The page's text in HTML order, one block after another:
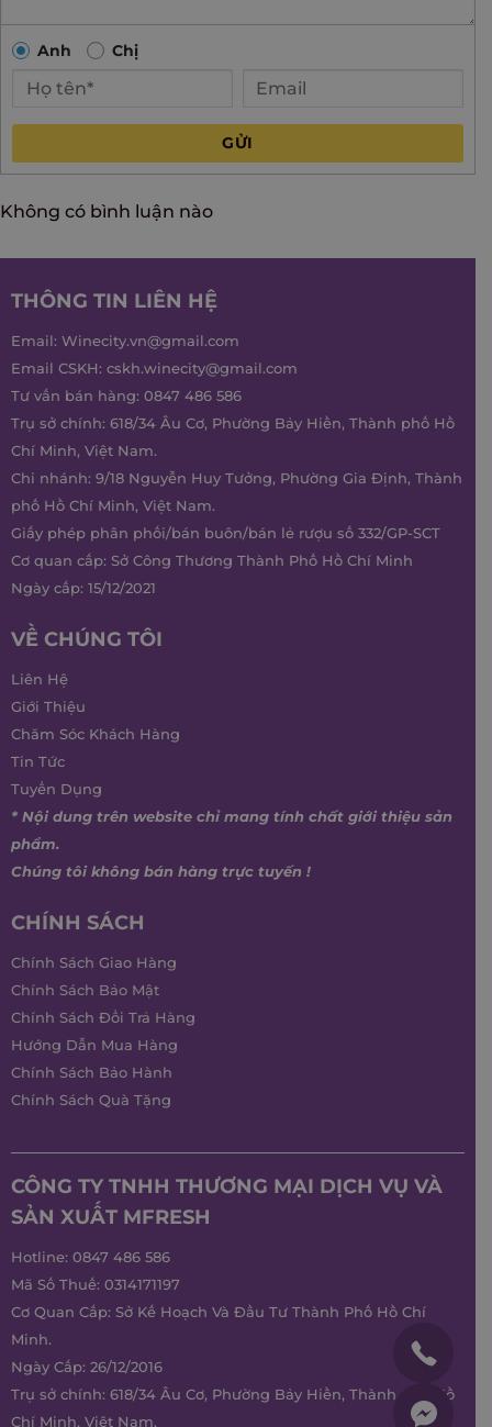
Anh Chị
GỬI
Không có bình luận nào
THÔNG TIN LIÊN HỆ
Email: Winecity.vn@gmail.com
Email CSKH: cskh.winecity@gmail.com
Tư vấn bán hàng: 0847 486 586
Trụ sở chính: 618/34 Âu Cơ, Phường Bảy Hiền, Thành phố Hồ
Chí Minh, Việt Nam.
Chi nhánh: 9/18 Nguyễn Huy Tưởng, Phường Gia Định, Thành
phố Hồ Chí Minh, Việt Nam.
Giấy phép phân phối/bán buôn/bán lẻ rượu số 332/GP-SCT
Cơ quan cấp: Sở Công Thương Thành Phố Hồ Chí Minh
Ngày cấp: 15/12/2021
VỀ CHÚNG TÔI
Liên Hệ
Giới Thiệu
Chăm Sóc Khách Hàng
Tin Tức
Tuyển Dụng
* Nội dung trên website chỉ mang tính chất giới thiệu sản
phẩm.
Chúng tôi không bán hàng trực tuyến !
CHÍNH SÁCH
Chính Sách Giao Hàng
Chính Sách Bảo Mật
Chính Sách Đổi Trả Hàng
Hướng Dẫn Mua Hàng
Chính Sách Bảo Hành
Chính Sách Quà Tặng
CÔNG TY TNHH THƯƠNG MẠI DỊCH VỤ VÀ
SẢN XUẤT MFRESH
Hotline: 0847 486 586
Mã Số Thuế: 0314171197
Cơ Quan Cấp: Sở Kế Hoạch Và Đầu Tư Thành Phố Hồ Chí
Minh.
Ngày Cấp: 26/12/2016
Trụ sở chính: 618/34 Âu Cơ, Phường Bảy Hiền, Thành phố Hồ
Chí Minh, Việt Nam.